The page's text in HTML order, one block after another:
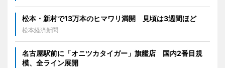
松本・新村で13万本のヒマワリ満開 見頃は3週間ほど
松本経済新聞
名古屋駅前に「オニツカタイガー」旗艦店 国内2番目規
模、全ライン展開